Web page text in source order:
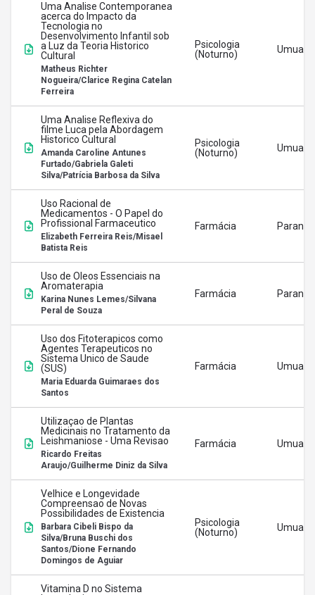
Uma Analise Contemporanea
acerca do Impacto da
Tecnologia no
Desenvolvimento Infantil sob
a Luz da Teoria Historico
Cultural
Matheus Richter
Nogueira/Clarice Regina Catelan
Ferreira
Psicologia
(Noturno)
Uma Analise Reflexiva do
filme Luca pela Abordagem
Historico Cultural
Amanda Caroline Antunes
Furtado/Gabriela Galeti
Silva/Patrícia Barbosa da Silva
Psicologia
(Noturno)
Uso Racional de
Medicamentos - O Papel do
Profissional Farmaceutico
Elizabeth Ferreira Reis/Misael
Batista Reis
Farmácia
Uso de Oleos Essenciais na
Aromaterapia
Karina Nunes Lemes/Silvana
Peral de Souza
Farmácia
Uso dos Fitoterapicos como
Agentes Terapeuticos no
Sistema Unico de Saude
(SUS)
Maria Eduarda Guimaraes dos
Santos
Farmácia
Utilizaçao de Plantas
Medicinais no Tratamento da
Leishmaniose - Uma Revisao
Ricardo Freitas
Araujo/Guilherme Diniz da Silva
Farmácia
Velhice e Longevidade
Compreensao de Novas
Possibilidades de Existencia
Barbara Cibeli Bispo da
Silva/Bruna Buschi dos
Santos/Dione Fernando
Domingos de Aguiar
Psicologia
(Noturno)
Vitamina D no Sistema